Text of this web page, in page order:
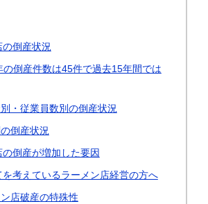
の倒産状況
の倒産件数は45件で過去15年間では
・従業員数別の倒産状況
倒産状況
の倒産が増加した要因
を考えているラーメン店経営の方へ
店破産の特殊性